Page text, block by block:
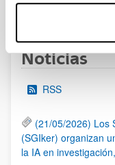
1
Noticias
RSS
(21/05/2026) Los
(SGIker) organizan
la IA en